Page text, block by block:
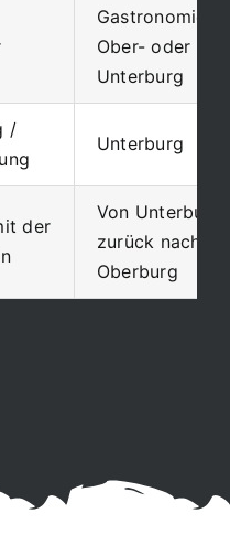
Gastronomie in
Ober- oder
Unterburg
/
Unterburg
der
Von Unterburg
zurück nach
Oberburg